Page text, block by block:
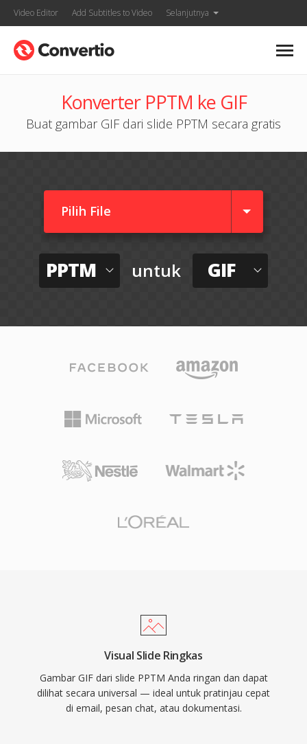
Video Editor Add Subtitles to Video Selanjutnya
Konverter PPTM ke GIF
Buat gambar GIF dari slide PPTM secara gratis
Pilih File
PPTM untuk GIF
Visual Slide Ringkas
Gambar GIF dari slide PPTM Anda ringan dan dapat
dilihat secara universal — ideal untuk pratinjau cepat
di email, pesan chat, atau dokumentasi.